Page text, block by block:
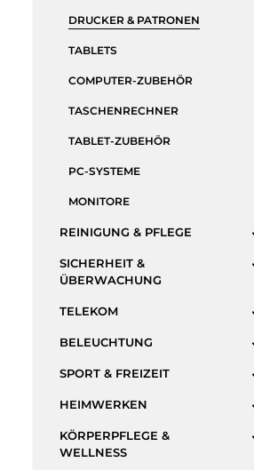
DRUCKER & PATRONEN
TABLETS
COMPUTER-ZUBEHÖR
TASCHENRECHNER
TABLET-ZUBEHÖR
PC-SYSTEME
MONITORE
REINIGUNG & PFLEGE
SICHERHEIT &
ÜBERWACHUNG
TELEKOM
BELEUCHTUNG
SPORT & FREIZEIT
HEIMWERKEN
KÖRPERPFLEGE &
WELLNESS